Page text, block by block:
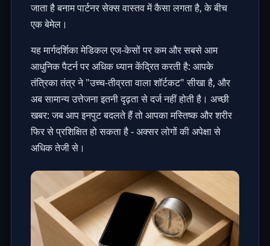
जाता है बनाम पार्टनर सेक्स वास्तव में कैसा लगता है, के बीच
एक बेमेल।
यह मार्गदर्शिका मेडिकल एज-केसों पर कम और सबसे आम
आधुनिक पैटर्न पर अधिक ध्यान केंद्रित करती है: आपके
तंत्रिका तंत्र ने "उच्च-तीव्रता वाला शॉर्टकट" सीखा है, और
अब सामान्य उत्तेजना इतनी दृढ़ता से दर्ज नहीं होती है। अच्छी
खबर: जब आप इनपुट बदलते हैं तो आपका मस्तिष्क और शरीर
फिर से प्रशिक्षित हो सकता है - अक्सर लोगों की अपेक्षा से
अधिक तेजी से।